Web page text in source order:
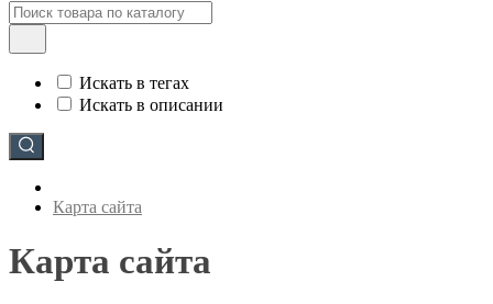
Искать в тегах
Искать в описании
Карта сайта
Карта сайта